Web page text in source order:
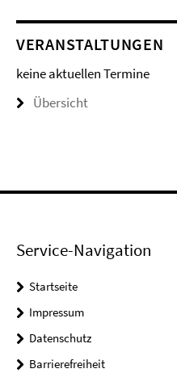
VERANSTALTUNGEN
keine aktuellen Termine
Übersicht
Service-Navigation
Startseite
Impressum
Datenschutz
Barrierefreiheit